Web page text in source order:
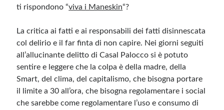
ti rispondono “viva i Maneskin“?
La critica ai fatti e ai responsabili dei fatti disinnescata
col delirio e il far finta di non capire. Nei giorni seguiti
all’allucinante delitto di Casal Palocco si è potuto
sentire e leggere che la colpa è della madre, della
Smart, del clima, del capitalismo, che bisogna portare
il limite a 30 all’ora, che bisogna regolamentare i social
che sarebbe come regolamentare l’uso e consumo di